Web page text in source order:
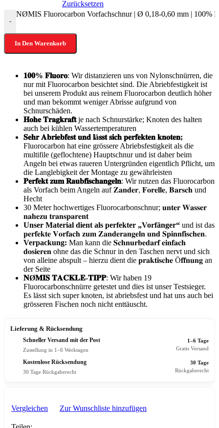
Zurücksetzen
-
NØMIS Fluorocarbon Vorfachschnur | Ø 0,18-0,60 mm | 100%
In Den Warenkorb
𝟏𝟎𝟎% 𝐅𝐥𝐮𝐨𝐫𝐨: Wir distanzieren uns von Nylonschnürren, die
nur mit Fluorocarbon besichtet sind. Die Abriebfestigkeit ist
bei unserem Produkt aus reinem Fluorocarbon deutlich höher
und man bekommt weniger Abrisse aufgrund von
Schnurschäden.
𝐇𝐨𝐡𝐞 𝐓𝐫𝐚𝐠𝐤𝐫𝐚𝐟𝐭je nach Schnurstärke; Knoten des halten
auch bei kühlen Wassertemperaturen
𝐒𝐞𝐡𝐫 𝐀𝐛𝐫𝐢𝐞𝐛𝐟𝐞𝐬𝐭 𝐮𝐧𝐝 𝐥ä𝐬𝐬𝐭 𝐬𝐢𝐜𝐡 𝐩𝐞𝐫𝐟𝐞𝐤𝐭𝐞𝐧 𝐤𝐧𝐨𝐭𝐞𝐧;
Fluorocarbon hat eine grössere Abriebsfestigkeit als die
multifile (geflochtene) Hauptschnur und ist daher beim
Angeln bei etwas raueren Untergründen eigentlich Pflicht, um
die Langlebigkeit der Montage zu gewährleisten
𝐏𝐞𝐫𝐟𝐞𝐤𝐭 𝐳𝐮𝐦 𝐑𝐚𝐮𝐛𝐟𝐢𝐬𝐜𝐡𝐚𝐧𝐠𝐞𝐥𝐧: Wir nutzen das Fluorocarbon
als Vorfach beim Angeln auf 𝐙𝐚𝐧𝐝𝐞𝐫, 𝐅𝐨𝐫𝐞𝐥𝐥𝐞, 𝐁𝐚𝐫𝐬𝐜𝐡 und
Hecht
30 Meter hochwertiges Fluorocarbonschnur; 𝐮𝐧𝐭𝐞𝐫 𝐖𝐚𝐬𝐬𝐞𝐫
𝐧𝐚𝐡𝐞𝐳𝐮 𝐭𝐫𝐚𝐧𝐬𝐩𝐚𝐫𝐞𝐧𝐭
Unser Material dient als perfekter „Vorfänger“ und ist das
𝐩𝐞𝐫𝐟𝐞𝐤𝐭𝐞 𝐕𝐨𝐫𝐟𝐚𝐜𝐡 𝐳𝐮𝐦 𝐙𝐚𝐧𝐝𝐞𝐫𝐚𝐧𝐠𝐞𝐥𝐧 𝐮𝐧𝐝 𝐒𝐩𝐢𝐧𝐧𝐟𝐢𝐬𝐜𝐡𝐞𝐧.
Verpackung: Man kann die 𝐒𝐜𝐡𝐧𝐮𝐫𝐛𝐞𝐝𝐚𝐫𝐟 𝐞𝐢𝐧𝐟𝐚𝐜𝐡
𝐝𝐨𝐬𝐢𝐞𝐫𝐞𝐧 ohne das die Schnur in den Taschen nervt und sich
von alleine abspult – hierzu dient die 𝐩𝐫𝐚𝐤𝐭𝐢𝐬𝐜𝐡𝐞 Ö𝐟𝐟𝐧𝐮𝐧𝐠 an
der Seite
𝐍Ø𝐌𝐈𝐒 𝐓𝐀𝐂𝐊𝐋𝐄-𝐓𝐈𝐏𝐏: Wir haben 19
Fluorocarbonschnürre getestet und dies ist unser Testsieger.
Es lässt sich super knoten, ist abriebsfest und hat uns auch bei
grösseren Fischen noch nicht enttäuscht.
Lieferung & Rücksendung
Schneller Versand mit der Post
Zustellung in 1–6 Werktagen
1–6 Tage
Gratis Versand
Kostenlose Rücksendung
30 Tage Rückgaberecht
30 Tage
Rückgaberecht
Vergleichen Zur Wunschliste hinzufügen